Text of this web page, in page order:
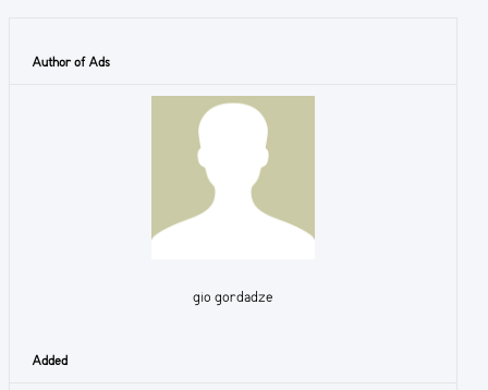
Author of Ads
gio gordadze
Added